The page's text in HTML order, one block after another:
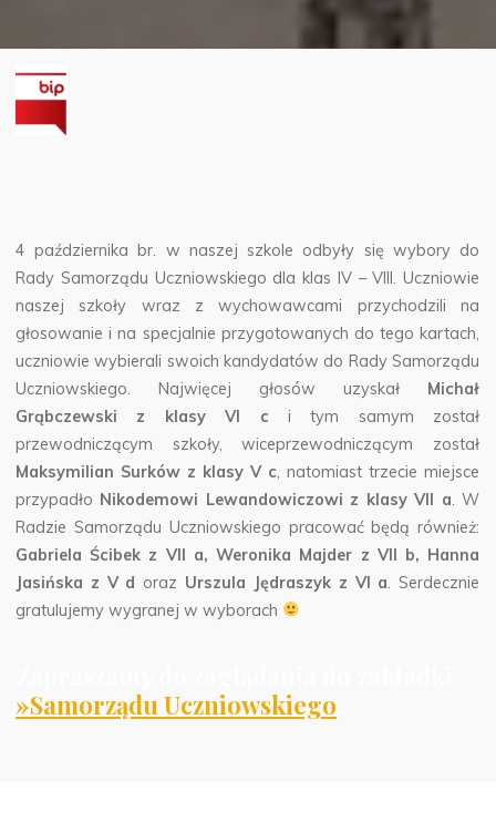
4 października br. w naszej szkole odbyły się wybory do
Rady Samorządu Uczniowskiego dla klas IV – VIII.Uczniowie
naszej szkoły wraz z wychowawcami przychodzili na
głosowanie i na specjalnie przygotowanych do tego kartach,
uczniowie wybierali swoich kandydatów do Rady Samorządu
Uczniowskiego. Najwięcej głosów uzyskał Michał
Grąbczewski z klasy VI c i tym samym został
przewodniczącym szkoły, wiceprzewodniczącym został
Maksymilian Surków z klasy V c, natomiast trzecie miejsce
przypadło Nikodemowi Lewandowiczowi z klasy VII a. W
Radzie Samorządu Uczniowskiego pracować będą również:
Gabriela Ścibek z VII a, Weronika Majder z VII b, Hanna
Jasińska z V d oraz Urszula Jędraszyk z VI a. Serdecznie
gratulujemy wygranej w wyborach
»Samorządu Uczniowskiego